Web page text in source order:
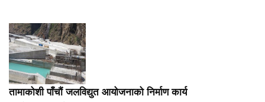
तामाकोशी पाँचौं जलविद्युत आयोजनाको निर्माण कार्य